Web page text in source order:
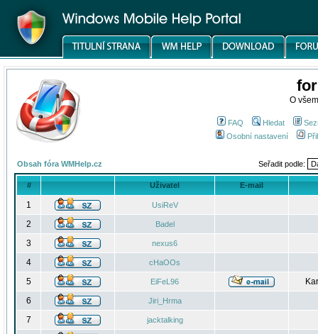
O
FAQ Hledat
Osobní nastavení
Obsah fóra WMHelp.cz Seřadit podle:
# Uživatel E-mail
1 UsiReV
2 Badel
3 nexus6
4 cHaOOs
5 EiFeL96
6
Jiri_Hrma
7 jacktalking